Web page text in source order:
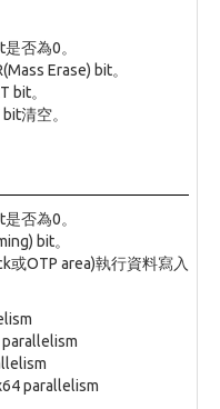
否為0。
Erase) bit。
bit。
清空。
否為0。
bit。
或OTP area)執行資料寫入
parallelism